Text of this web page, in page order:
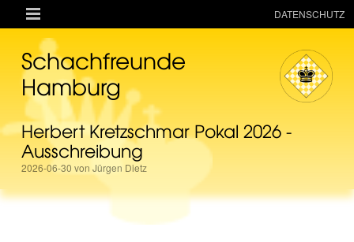

AKTUELLES
RESSOURCEN
VEREIN
MANNSCHAFTEN
TURNIERE
Schachfreunde
Hamburg
Herbert Kretzschmar Pokal 2026 -
Ausschreibung
2026-06-30 von Jürgen Dietz
DATENSCHUTZ